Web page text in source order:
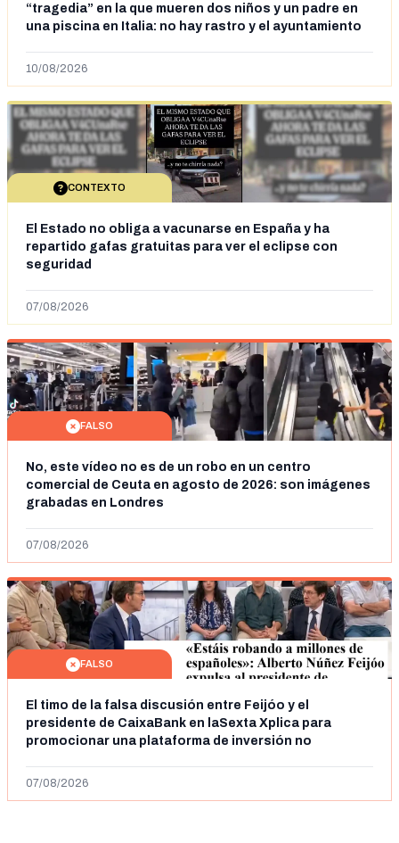
“tragedia” en la que mueren dos niños y un padre en
una piscina en Italia: no hay rastro y el ayuntamiento
10/08/2026
CONTEXTO
El Estado no obliga a vacunarse en España y ha
repartido gafas gratuitas para ver el eclipse con
seguridad
07/08/2026
FALSO
No, este vídeo no es de un robo en un centro
comercial de Ceuta en agosto de 2026: son imágenes
grabadas en Londres
07/08/2026
FALSO
El timo de la falsa discusión entre Feijóo y el
presidente de CaixaBank en laSexta Xplica para
promocionar una plataforma de inversión no
07/08/2026